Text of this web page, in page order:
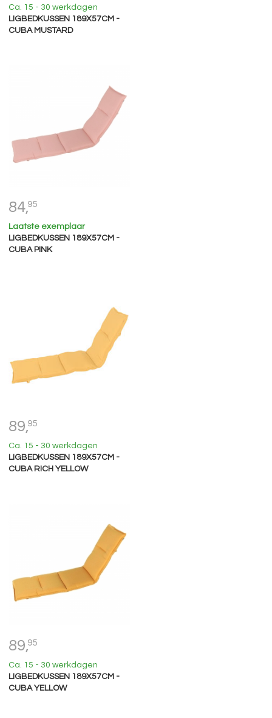
Ca. 15 - 30 werkdagen
LIGBEDKUSSEN 189X57CM -
CUBA MUSTARD
84,95
Laatste exemplaar
LIGBEDKUSSEN 189X57CM -
CUBA PINK
89,95
Ca. 15 - 30 werkdagen
LIGBEDKUSSEN 189X57CM -
CUBA RICH YELLOW
89,95
Ca. 15 - 30 werkdagen
LIGBEDKUSSEN 189X57CM -
CUBA YELLOW